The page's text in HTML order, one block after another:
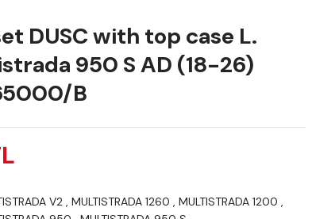
DUSC with top case L.
950 S AD (18-26)
B
V2 , MULTISTRADA 1260 , MULTISTRADA 1200 ,